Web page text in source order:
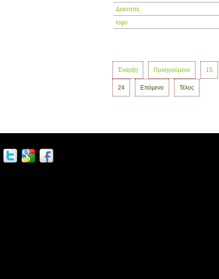
Διαιτητές
logo
Έναρξη Προηγούμενο 15
24 Επόμενο Τέλος